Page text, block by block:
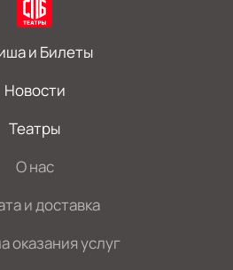
и Билеты
Новости
Театры
О нас
и доставка
оказания услуг